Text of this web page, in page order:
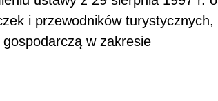
i przewodników turystycznych,
w zakresie